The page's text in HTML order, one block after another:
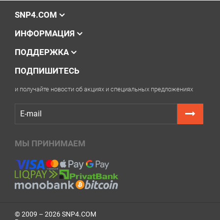
Удерживая кнопку
подряд
включиться без звука и отображать
Через несколько секунд устройство
состоянии оно готово к сбросу.
дождитесь автоматического определения.
Купите ключ для сброса памперса Canon PIXMA
TS9521C на этой странице.
В появившееся поле введите купленный ключ и
Дождитесь уведомления программы о
завершении сброса.
Выключите и снова включите принтер. Ошибка
должна исчезнуть и печать станет доступна.
SNP4.COM
ИНФОРМАЦИЯ
ПОДДЕРЖКА
ПОДПИШИТЕСЬ
и получайте новости об акциях и специальных предложениях
МЫ ПРИНИМАЕМ
© 2009 – 2026 SNP4.COM